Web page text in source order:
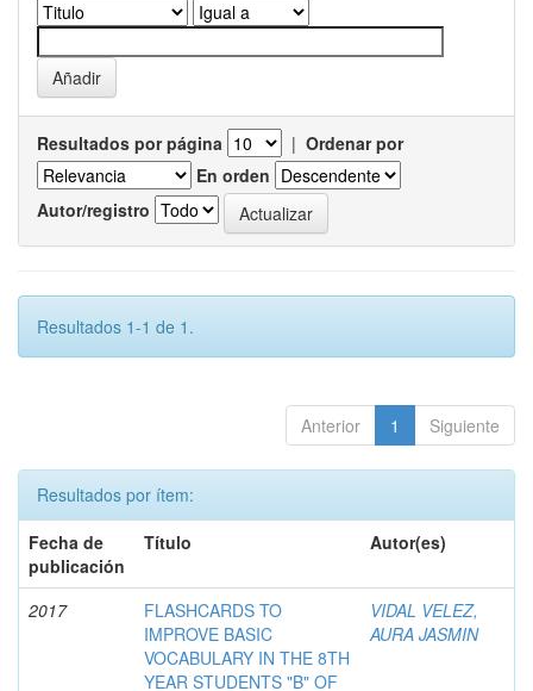
Resultados por página | Ordenar por
En orden
Autor/registro
Resultados 1-1 de 1.
Anterior 1 Siguiente
Resultados por ítem:
Fecha de
publicación
Título Autor(es)
2017
FLASHCARDS TO
IMPROVE BASIC
VOCABULARY IN THE 8TH
YEAR STUDENTS "B" OF
VIDAL VELEZ,
AURA JASMIN